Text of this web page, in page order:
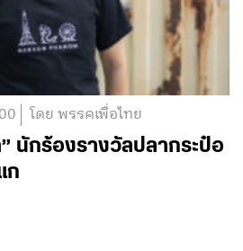
โดย พรรคเพื่อไทย
นักร้องรางวัลปลากระป๋อ
ก